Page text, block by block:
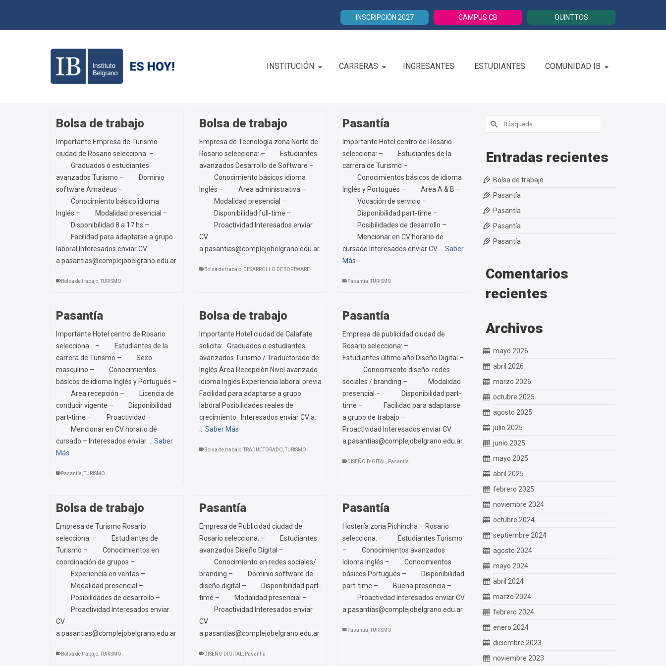
INSCRIPCIÓN 2027 CAMPUS CB QUINTTOS
INSTITUCIÓN CARRERAS INGRESANTES ESTUDIANTES COMUNIDAD IB
Bolsa de trabajo
Importante Empresa de Turismo
ciudad de Rosario selecciona: –
Graduados ó estudiantes
avanzados Turismo – Dominio
software Amadeus –
Conocimiento básico idioma
Inglés – Modalidad presencial –
Disponibilidad 8 a 17 hs –
Facilidad para adaptarse a grupo
laboral Interesados enviar CV
a pasantias@complejobelgrano.edu.ar
Bolsa de trabajo ,TURISMO
Bolsa de trabajo
Empresa de Tecnología zona Norte de
Rosario selecciona: – Estudiantes
avanzados Desarrollo de Software –
Conocimiento básicos idioma
Inglés – Area administrativa –
Modalidad presencial –
Disponibilidad full-time –
Proactividad Interesados enviar
CV
a pasantias@complejobelgrano.edu.ar
Bolsa de trabajo DESARROLLO DE SOFTWARE
Pasantía
Importante Hotel centro de Rosario
selecciona: – Estudiantes de la
carrera de Turismo –
Conocimientos básicos de idioma
Inglés y Portugués – Area A & B –
Vocación de servicio –
Disponibilidad part-time –
Posibilidades de desarrollo –
Mencionar en CV horario de
cursado Interesados enviar CV …Saber
Más
Pasantía ,TURISMO
Pasantía
Importante Hotel centro de Rosario
selecciona: – Estudiantes de la
carrera de Turismo – Sexo
masculino – Conocimientos
básicos de idioma Inglés y Portugués –
Area recepción – Licencia de
conducir vigente – Disponibilidad
part-time – Proactividad –
Mencionar en CV horario de
cursado – Interesados enviar … Saber
Más
Pasantía ,TURISMO
Bolsa de trabajo
Importante Hotel ciudad de Calafate
solicita: Graduados o estudiantes
avanzados Turismo / Traductorado de
Inglés Área Recepción Nivel avanzado
idioma Inglés Experiencia laboral previa
Facilidad para adaptarse a grupo
laboral Posibilidades reales de
crecimiento Interesados enviar CV a:
…Saber Más
Bolsa de trabajo ,TRADUCTORADO ,TURISMO
Pasantía
Empresa de publicidad ciudad de
Rosario selecciona: –
Estudiantes último año Diseño Digital –
Conocimiento diseño redes
sociales / branding – Modalidad
presencial – Disponibilidad part-
time – Facilidad para adaptarse
a grupo de trabajo –
Proactividad Interesados enviar CV
a pasantias@complejobelgrano.edu.ar
DISEÑO DIGITAL Pasantía
Bolsa de trabajo
Empresa de Turismo Rosario
selecciona: – Estudiantes de
Turismo – Conocimientos en
coordinación de grupos –
Experiencia en ventas –
Modalidad presencial –
Posibilidades de desarrollo –
Proactividad Interesados enviar
CV
a pasantias@complejobelgrano.edu.ar
Bolsa de trabajo ,TURISMO
Pasantía
Empresa de Publicidad ciudad de
Rosario selecciona: – Estudiantes
avanzados Diseño Digital –
Conocimiento en redes sociales/
branding – Dominio software de
diseño digital – Disponibilidad part-
time – Modalidad presencial –
Proactividad Interesados enviar
CV
a pasantias@complejobelgrano.edu.ar
DISEÑO DIGITAL Pasantía
Pasantía
Hostería zona Pichincha – Rosario
selecciona: – Estudiantes Turismo
– Conocimientos avanzados
Idioma Inglés – Conocimientos
básicos Portugués – Disponibilidad
part-time – Buena presencia –
Proactivdad Interesados enviar CV
a pasantias@complejobelgrano.edu.ar
Pasantía ,TURISMO
Buscar
por:
Entradas recientes
Bolsa de trabajo
Pasantía
Pasantía
Pasantía
Pasantía
Comentarios
recientes
Archivos
mayo 2026
abril 2026
marzo 2026
octubre 2025
agosto 2025
julio 2025
junio 2025
mayo 2025
abril 2025
febrero 2025
noviembre 2024
octubre 2024
septiembre 2024
agosto 2024
mayo 2024
abril 2024
marzo 2024
febrero 2024
enero 2024
diciembre 2023
noviembre 2023